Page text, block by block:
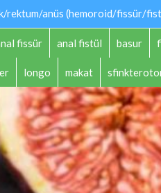
rektum/anüs (hemoroid/fissür/
fissür anal fistül basur
longo makat